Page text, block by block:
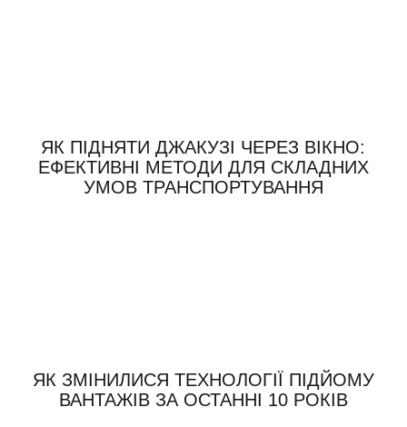
ЯК ПІДНЯТИ ДЖАКУЗІ ЧЕРЕЗ ВІКНО:
ЕФЕКТИВНІ МЕТОДИ ДЛЯ СКЛАДНИХ
УМОВ ТРАНСПОРТУВАННЯ
ЯК ЗМІНИЛИСЯ ТЕХНОЛОГІЇ ПІДЙОМУ
ВАНТАЖІВ ЗА ОСТАННІ 10 РОКІВ